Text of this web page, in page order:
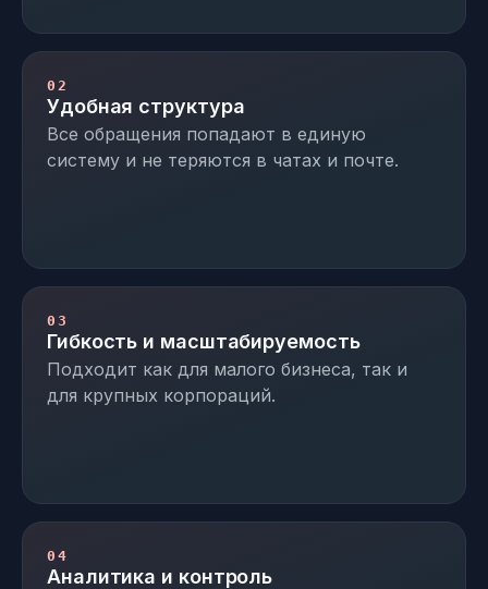
02
Удобная структура
Все обращения попадают в единую
систему и не теряются в чатах и почте.
03
Гибкость и масштабируемость
Подходит как для малого бизнеса, так и
для крупных корпораций.
04
Аналитика и контроль